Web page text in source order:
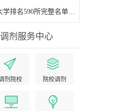
2026软科中国大学排名590所完整名单（301-400名）
剂服务中心
剂院校 院校调剂